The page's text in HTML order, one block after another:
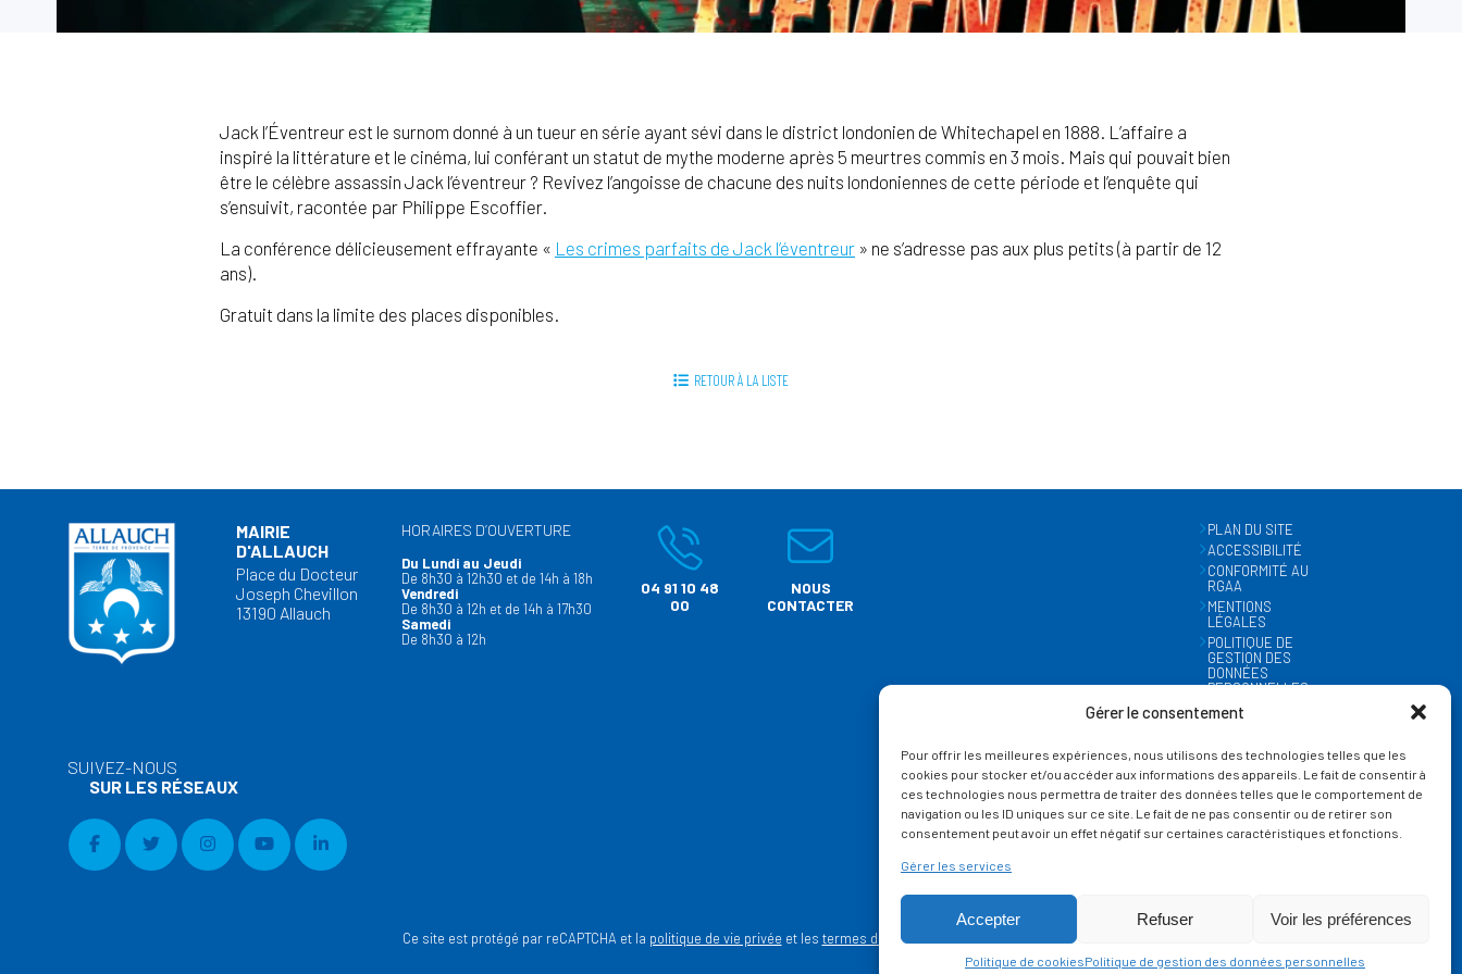
Gérer le consentement
Pour offrir les meilleures expériences, nous utilisons des technologies telles que les
cookies pour stocker et/ou accéder aux informations des appareils. Le fait de consentir à
ces technologies nous permettra de traiter des données telles que le comportement de
navigation ou les ID uniques sur ce site. Le fait de ne pas consentir ou de retirer son
consentement peut avoir un effet négatif sur certaines caractéristiques et fonctions.
Gérer les services
Accepter Refuser Voir les préférences
Politique de cookiesPolitique de gestion des données personnelles
Jack l’Éventreur est le surnom donné à un tueur en série ayant sévi dans le district londonien de Whitechapel en 1888. L’affaire a
inspiré la littérature et le cinéma, lui conférant un statut de mythe moderne après 5 meurtres commis en 3 mois. Mais qui pouvait bien
être le célèbre assassin Jack l’éventreur ? Revivez l’angoisse de chacune des nuits londoniennes de cette période et l’enquête qui
s’ensuivit, racontée par Philippe Escoffier.
La conférence délicieusement effrayante « Les crimes parfaits de Jack l’éventreur » ne s’adresse pas aux plus petits (à partir de 12
ans).
Gratuit dans la limite des places disponibles.
RETOUR À LA LISTE
MAIRIE
D'ALLAUCH
Place du Docteur
Joseph Chevillon
13190 Allauch
HORAIRES D’OUVERTURE
Du Lundi au Jeudi
De 8h30 à 12h30 et de 14h à 18h
Vendredi
De 8h30 à 12h et de 14h à 17h30
Samedi
De 8h30 à 12h
04 91 10 48
00
NOUS
CONTACTER
PLAN DU SITE
ACCESSIBILITÉ
CONFORMITÉ AU
RGAA
MENTIONS
LÉGALES
POLITIQUE DE
GESTION DES
DONNÉES
PERSONNELLES
MÉTÉO
SUIVEZ-NOUS
SUR LES RÉSEAUX
Ce site est protégé par reCAPTCHA et la politique de vie privée et les termes de service